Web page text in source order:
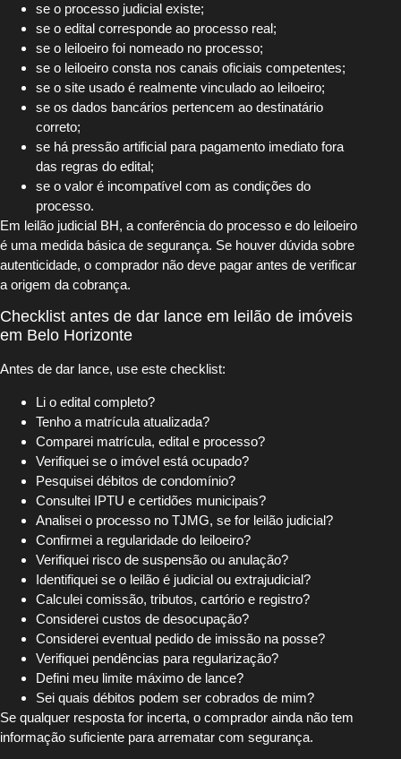
se o processo judicial existe;
se o edital corresponde ao processo real;
se o leiloeiro foi nomeado no processo;
se o leiloeiro consta nos canais oficiais competentes;
se o site usado é realmente vinculado ao leiloeiro;
se os dados bancários pertencem ao destinatário
correto;
se há pressão artificial para pagamento imediato fora
das regras do edital;
se o valor é incompatível com as condições do
processo.
Em leilão judicial BH, a conferência do processo e do leiloeiro
é uma medida básica de segurança. Se houver dúvida sobre
autenticidade, o comprador não deve pagar antes de verificar
a origem da cobrança.
Checklist antes de dar lance em leilão de imóveis
em Belo Horizonte
Antes de dar lance, use este checklist:
Li o edital completo?
Tenho a matrícula atualizada?
Comparei matrícula, edital e processo?
Verifiquei se o imóvel está ocupado?
Pesquisei débitos de condomínio?
Consultei IPTU e certidões municipais?
Analisei o processo no TJMG, se for leilão judicial?
Confirmei a regularidade do leiloeiro?
Verifiquei risco de suspensão ou anulação?
Identifiquei se o leilão é judicial ou extrajudicial?
Calculei comissão, tributos, cartório e registro?
Considerei custos de desocupação?
Considerei eventual pedido de imissão na posse?
Verifiquei pendências para regularização?
Defini meu limite máximo de lance?
Sei quais débitos podem ser cobrados de mim?
Se qualquer resposta for incerta, o comprador ainda não tem
informação suficiente para arrematar com segurança.